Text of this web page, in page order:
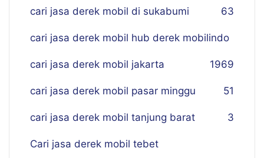
cari jasa derek mobil di sukabumi 63
cari jasa derek mobil hub derek mobilindo
69
cari jasa derek mobil jakarta 19
cari jasa derek mobil pasar minggu 51
cari jasa derek mobil tanjung barat 3
Cari jasa derek mobil tebet